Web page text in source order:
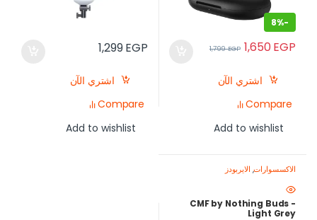
-
8%
1,650EGP
1,799EGP
اشتري الآن
Compare
Add to wishlist
1,299EGP
اشتري الآن
Compare
Add to wishlist
الاكسسوارات, الايربودز
CMF by Nothing Buds -
Light Grey